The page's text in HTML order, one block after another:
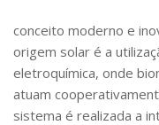
Empresas Juniores
Extensão à
Projetos,
Artes, Cultura e
Museus e Espaços
conceito moderno e
origem solar é a
eletroquímica, onde
atuam
sistema é realizada a